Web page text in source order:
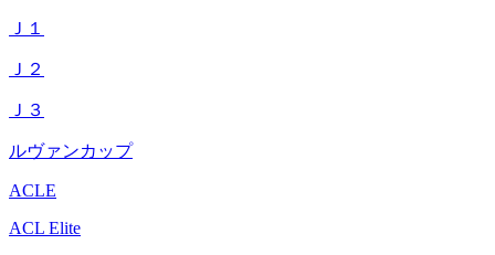
Ｊ１
Ｊ２
Ｊ３
ルヴァンカップ
ACLE
ACL Elite